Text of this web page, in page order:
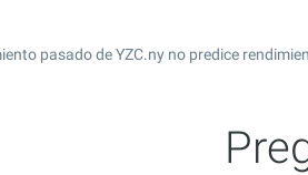
pasado de YZC.ny no predice